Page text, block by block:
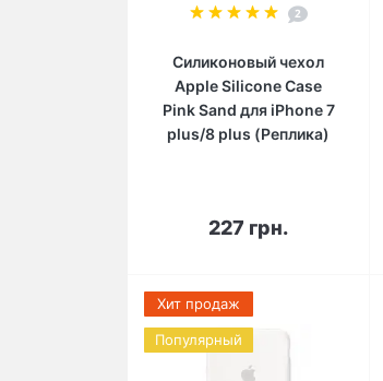
2
Силиконовый чехол
Apple Silicone Case
Pink Sand для iPhone 7
plus/8 plus (Реплика)
227 грн.
В корзину
Хит продаж
Популярный